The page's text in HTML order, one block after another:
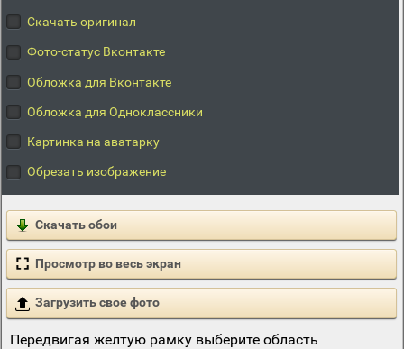
Скачать оригинал
Фото-статус Вконтакте
Обложка для Вконтакте
Обложка для Одноклассники
Картинка на аватарку
Обрезать изображение
Скачать обои
Просмотр во весь экран
Загрузить свое фото
Передвигая желтую рамку выберите область